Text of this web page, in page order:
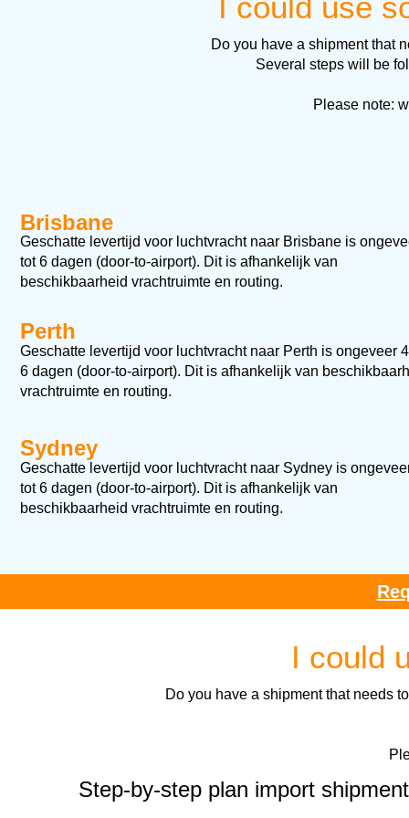
Brisbane
Geschatte levertijd voor luchtvracht naar Brisbane is
tot 6 dagen (door-to-airport). Dit is afhankelijk van
beschikbaarheid vrachtruimte en routing.
Geschatte levertijd voor luchtvracht naar Perth is ongeveer
6 dagen (door-to-airport). Dit is afhankelijk van
vrachtruimte en routing.
Perth
Geschatte levertijd voor luchtvracht naar Sydney is
tot 6 dagen (door-to-airport). Dit is afhankelijk van
beschikbaarheid vrachtruimte en routing.
Sydney
I could use
Do you have a shipment that
Several steps will be
Please note:
I could
Do you have a shipment that needs
Step-by-step plan import shipment